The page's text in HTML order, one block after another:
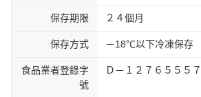
保存期限 ２４個月
保存方式 －18℃以下冷凍保存
食品業者登錄字
號
Ｄ－１２７６５５５